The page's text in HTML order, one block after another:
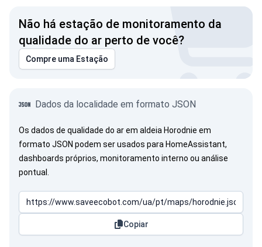
Não há estação de monitoramento da
qualidade do ar perto de você?
Compre uma Estação
Dados da localidade em formato JSON
Os dados de qualidade do ar em aldeia Horodnie em
formato JSON podem ser usados para HomeAssistant,
dashboards próprios, monitoramento interno ou análise
pontual.
Copiar